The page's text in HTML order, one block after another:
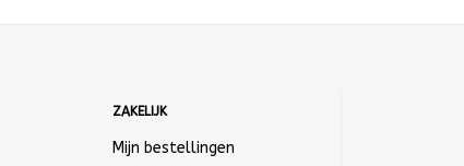
ZAKELIJK
Mijn bestellingen